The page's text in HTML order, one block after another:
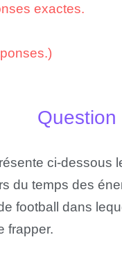
exactes.
Question
ci-dessous
du temps des
football dans
frapper.